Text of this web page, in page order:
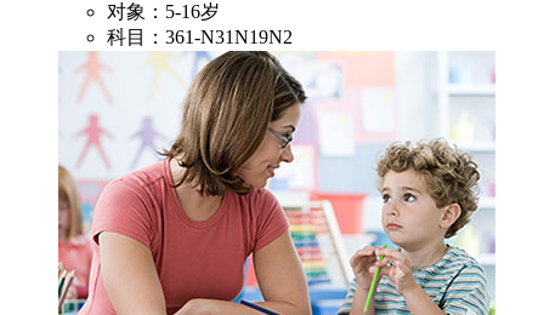
对象：5-16岁
科目：361-N31N19N2